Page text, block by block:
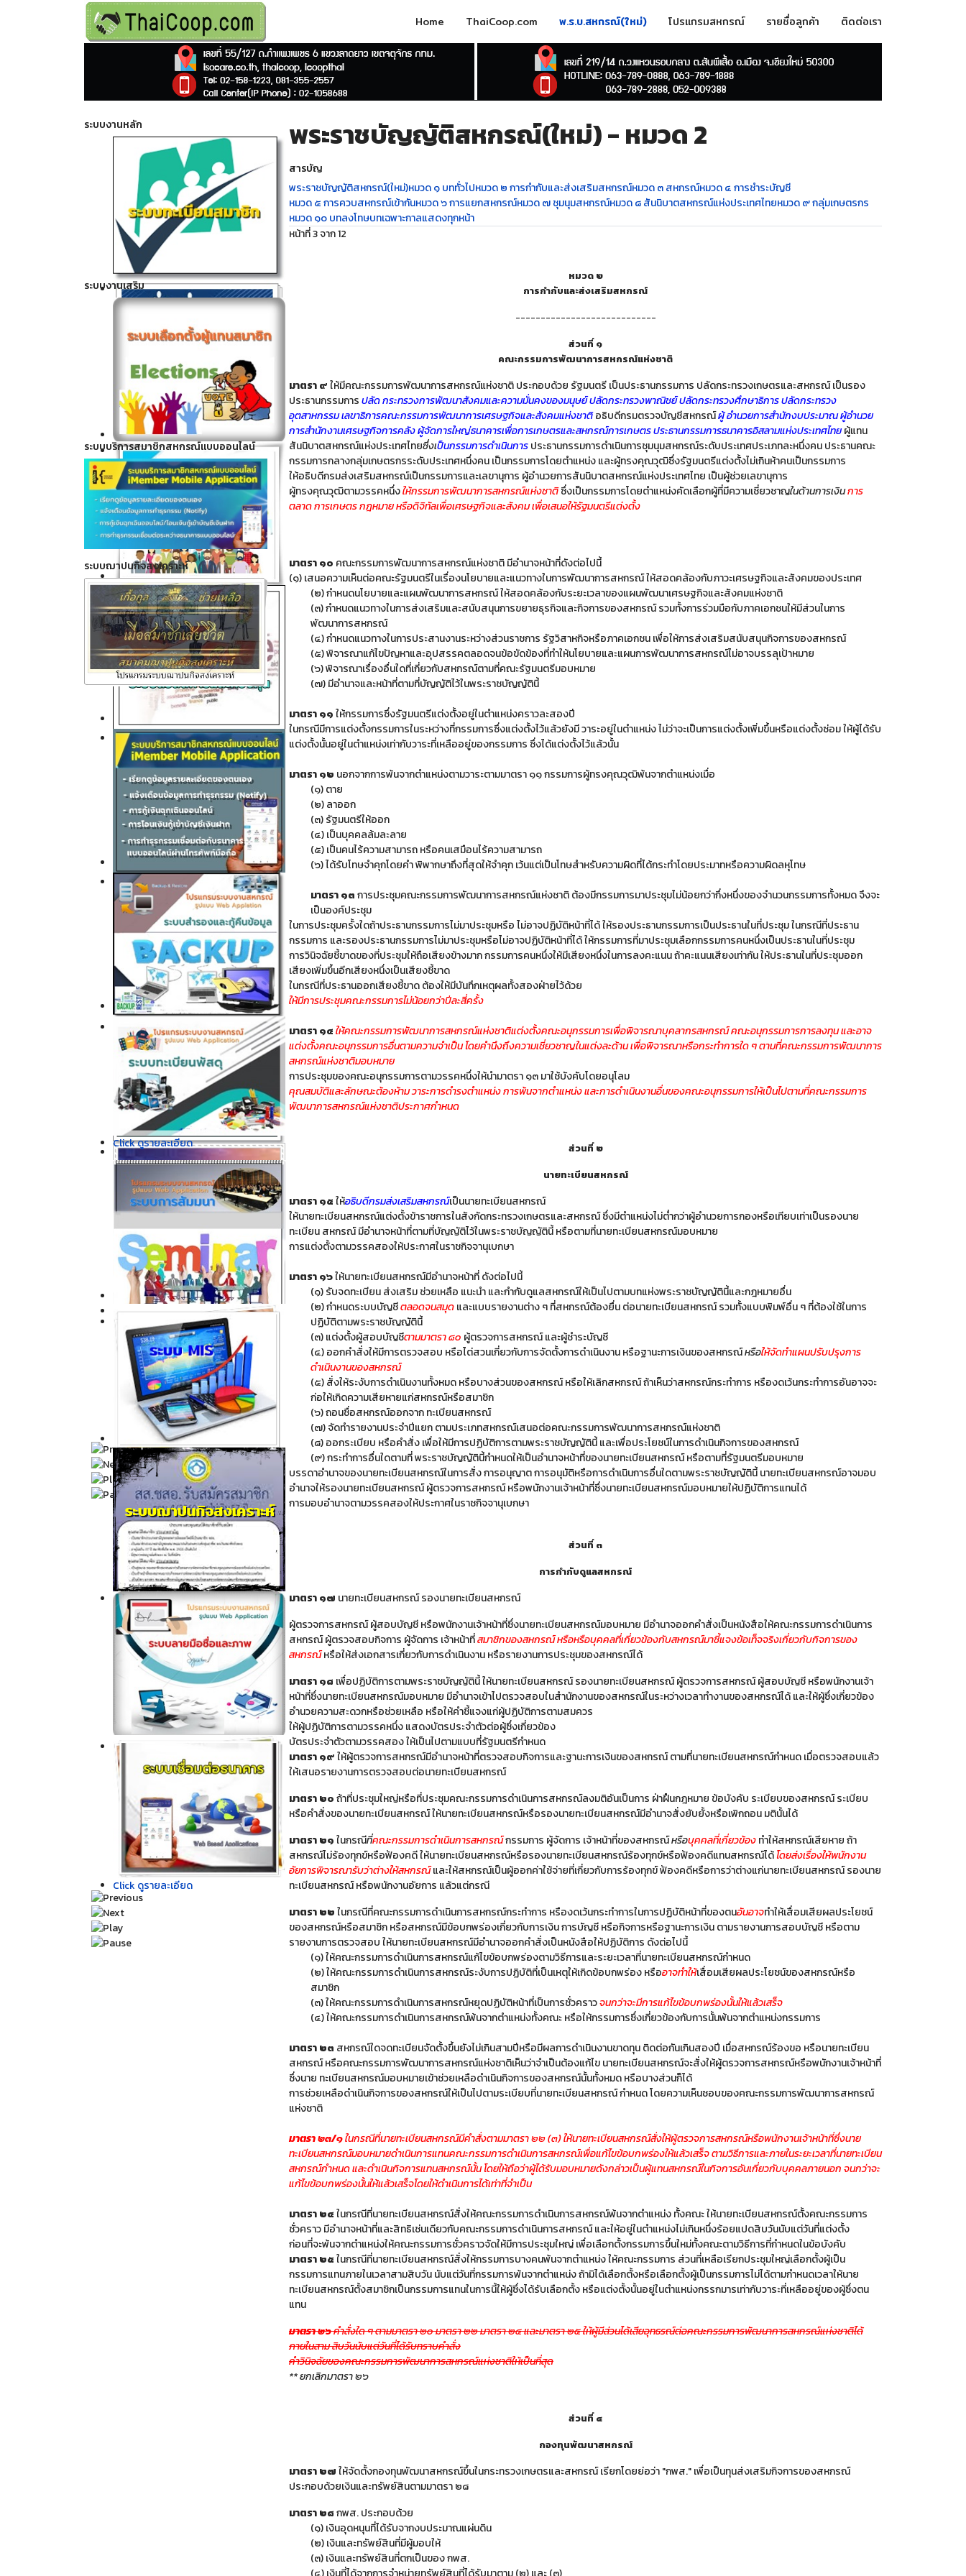
Home ThaiCoop.com พ.ร.บ.สหกรณ์(ใหม่) โปรแกรมสหกรณ์ รายชื่อลูกค้า ติดต่อเรา
ระบบงานหลัก
Click ดูรายละเอียด
Click ดูรายละเอียด
Click ดูรายละเอียด
Click ดูรายละเอียด
Click ดูรายละเอียด
Click ดูรายละเอียด
Click ดูรายละเอียด
ระบบงานเสริม
Click ดูรายละเอียด
Click ดูรายละเอียด
Click ดูรายละเอียด
Click ดูรายละเอียด
Click ดูรายละเอียด
Click ดูรายละเอียด
Click ดูรายละเอียด
Click ดูรายละเอียด
Click ดูรายละเอียด
Click ดูรายละเอียด
ระบบบริการสมาชิกสหกรณ์แบบออนไลน์
ระบบฌาปนกิจสงเคราะห์
พระราชบัญญัติสหกรณ์(ใหม่) - หมวด 2
สารบัญ
พระราชบัญญัติสหกรณ์(ใหม่)หมวด ๑ บททั่วไปหมวด ๒ การกำกับและส่งเสริมสหกรณ์หมวด ๓ สหกรณ์หมวด ๔ การชำระบัญชี
หมวด ๕ การควบสหกรณ์เข้ากันหมวด ๖ การแยกสหกรณ์หมวด ๗ ชุมนุมสหกรณ์หมวด ๘ สันนิบาตสหกรณ์แห่งประเทศไทยหมวด ๙ กลุ่มเกษตรกร
หมวด ๑๐ บทลงโทษบทเฉพาะกาลแสดงทุกหน้า
หน้าที่ 3 จาก 12
หมวด ๒
การกำกับและส่งเสริมสหกรณ์
----------------------------
ส่วนที่ ๑
คณะกรรมการพัฒนาการสหกรณ์แห่งชาติ
มาตรา ๙ให้มีคณะกรรมการพัฒนาการสหกรณ์แห่งชาติ ประกอบด้วย รัฐมนตรี เป็นประธานกรรมการ ปลัดกระทรวงเกษตรและสหกรณ์ เป็นรอง
ประธานกรรมการปลัด กระทรวงการพัฒนาสังคมและความมั่นคงของมนุษย์ ปลัดกระทรวงพาณิชย์ ปลัดกระทรวงศึกษาธิการ ปลัดกระทรวง
อุตสาหกรรม เลขาธิการคณะกรรมการพัฒนาการเศรษฐกิจและสังคมแห่งชาติอธิบดีกรมตรวจบัญชีสหกรณ์ผู้ อำนวยการสำนักงบประมาณ ผู้อำนวย
การสำนักงานเศรษฐกิจการคลัง ผู้จัดการใหญ่ธนาคารเพื่อการเกษตรและสหกรณ์การเกษตร ประธานกรรมการธนาคารอิสลามแห่งประเทศไทยผู้แทน
สันนิบาตสหกรณ์แห่งประเทศไทยซึ่งเป็นกรรมการดำเนินการประธานกรรมการดำเนินการชุมนุมสหกรณ์ระดับประเทศประเภทละหนึ่งคน ประธานคณะ
กรรมการกลางกลุ่มเกษตรกรระดับประเทศหนึ่งคน เป็นกรรมการโดยตำแหน่ง และผู้ทรงคุณวุฒิซึ่งรัฐมนตรีแต่งตั้งไม่เกินห้าคนเป็นกรรมการ
ให้อธิบดีกรมส่งเสริมสหกรณ์เป็นกรรมการและเลขานุการ ผู้อำนวยการสันนิบาตสหกรณ์แห่งประเทศไทย เป็นผู้ช่วยเลขานุการ
ผู้ทรงคุณวุฒิตามวรรคหนึ่งให้กรรมการพัฒนาการสหกรณ์แห่งชาติซึ่งเป็นกรรมการโดยตำแหน่งคัดเลือกผู้ที่มีความเชี่ยวชาญในด้านการเงินการ
ตลาด การเกษตร กฎหมาย หรือดิจิทัลเพื่อเศรษฐกิจและสังคม เพื่อเสนอให้รัฐมนตรีแต่งตั้ง
มาตรา ๑๐ คณะกรรมการพัฒนาการสหกรณ์แห่งชาติ มีอำนาจหน้าที่ดังต่อไปนี้
(๑) เสนอความเห็นต่อคณะรัฐมนตรีในเรื่องนโยบายและแนวทางในการพัฒนาการสหกรณ์ ให้สอดคล้องกับภาวะเศรษฐกิจและสังคมของประเทศ
(๒) กำหนดนโยบายและแผนพัฒนาการสหกรณ์ ให้สอดคล้องกับระยะเวลาของแผนพัฒนาเศรษฐกิจและสังคมแห่งชาติ
(๓) กำหนดแนวทางในการส่งเสริมและสนับสนุนการขยายธุรกิจและกิจการของสหกรณ์ รวมทั้งการร่วมมือกับภาคเอกชนให้มีส่วนในการ
พัฒนาการสหกรณ์
(๔) กำหนดแนวทางในการประสานงานระหว่างส่วนราชการ รัฐวิสาหกิจหรือภาคเอกชน เพื่อให้การส่งเสริมสนับสนุนกิจการของสหกรณ์
(๕) พิจารณาแก้ไขปัญหาและอุปสรรคตลอดจนข้อขัดข้องที่ทำให้นโยบายและแผนการพัฒนาการสหกรณ์ไม่อาจบรรลุเป้าหมาย
(๖) พิจารณาเรื่องอื่นใดที่เกี่ยวกับสหกรณ์ตามที่คณะรัฐมนตรีมอบหมาย
(๗) มีอำนาจและหน้าที่ตามที่บัญญัติไว้ในพระราชบัญญัตินี้
มาตรา ๑๑ให้กรรมการซึ่งรัฐมนตรีแต่งตั้งอยู่ในตำแหน่งคราวละสองปี
ในกรณีมีการแต่งตั้งกรรมการในระหว่างที่กรรมการซึ่งแต่งตั้งไว้แล้วยังมี วาระอยู่ในตำแหน่ง ไม่ว่าจะเป็นการแต่งตั้งเพิ่มขึ้นหรือแต่งตั้งซ่อม ให้ผู้ได้รับ
แต่งตั้งนั้นอยู่ในตำแหน่งเท่ากับวาระที่เหลืออยู่ของกรรมการ ซึ่งได้แต่งตั้งไว้แล้วนั้น
มาตรา ๑๒ นอกจากการพ้นจากตำแหน่งตามวาระตามมาตรา ๑๑ กรรมการผู้ทรงคุณวุฒิพ้นจากตำแหน่งเมื่อ
(๑) ตาย
(๒) ลาออก
(๓) รัฐมนตรีให้ออก
(๔) เป็นบุคคลล้มละลาย
(๕) เป็นคนไร้ความสามารถ หรือคนเสมือนไร้ความสามารถ
(๖) ได้รับโทษจำคุกโดยคำ พิพากษาถึงที่สุดให้จำคุก เว้นแต่เป็นโทษสำหรับความผิดที่ได้กระทำโดยประมาทหรือความผิดลหุโทษ
มาตรา ๑๓การประชุมคณะกรรมการพัฒนาการสหกรณ์แห่งชาติ ต้องมีกรรมการมาประชุมไม่น้อยกว่ากึ่งหนึ่งของจำนวนกรรมการทั้งหมด จึงจะ
เป็นองค์ประชุม
ในการประชุมครั้งใดถ้าประธานกรรมการไม่มาประชุมหรือ ไม่อาจปฏิบัติหน้าที่ได้ ให้รองประธานกรรมการเป็นประธานในที่ประชุม ในกรณีที่ประธาน
กรรมการ และรองประธานกรรมการไม่มาประชุมหรือไม่อาจปฏิบัติหน้าที่ได้ ให้กรรมการที่มาประชุมเลือกกรรมการคนหนึ่งเป็นประธานในที่ประชุม
การวินิจฉัยชี้ขาดของที่ประชุมให้ถือเสียงข้างมาก กรรมการคนหนึ่งให้มีเสียงหนึ่งในการลงคะแนน ถ้าคะแนนเสียงเท่ากัน ให้ประธานในที่ประชุมออก
เสียงเพิ่มขึ้นอีกเสียงหนึ่งเป็นเสียงชี้ขาด
ในกรณีที่ประธานออกเสียงชี้ขาด ต้องให้มีบันทึกเหตุผลทั้งสองฝ่ายไว้ด้วย
ให้มีการประชุมคณะกรรมการไม่น้อยกว่าปีละสี่ครั้ง
มาตรา ๑๔ให้คณะกรรมการพัฒนาการสหกรณ์แห่งชาติแต่งตั้งคณะอนุกรรมการเพื่อพิจารณาบุคลากรสหกรณ์ คณะอนุกรรมการการลงทุน และอาจ
แต่งตั้งคณะอนุกรรมการอื่นตามความจำเป็น โดยคำนึงถึงความเชี่ยวชาญในแต่งละด้าน เพื่อพิจารณาหรือกระทำการใด ๆ ตามที่คณะกรรมการพัฒนาการ
สหกรณ์แห่งชาติมอบหมาย
การประชุมของคณะอนุกรรมการตามวรรคหนึ่งให้นำมาตรา ๑๓ มาใช้บังคับโดยอนุโลม
คุณสมบัติและลักษณะต้องห้าม วาระการดำรงตำแหน่ง การพ้นจากตำแหน่ง และการดำเนินงานอื่นของคณะอนุกรรมการให้เป็นไปตามที่คณะกรรมการ
พัฒนาการสหกรณ์แห่งชาติประกาศกำหนด
ส่วนที่ ๒
นายทะเบียนสหกรณ์
มาตรา ๑๕ให้อธิบดีกรมส่งเสริมสหกรณ์เป็นนายทะเบียนสหกรณ์
ให้นายทะเบียนสหกรณ์แต่งตั้งข้าราชการในสังกัดกระทรวงเกษตรและสหกรณ์ ซึ่งมีตำแหน่งไม่ต่ำกว่าผู้อำนวยการกองหรือเทียบเท่าเป็นรองนาย
ทะเบียน สหกรณ์ มีอำนาจหน้าที่ตามที่บัญญัติไว้ในพระราชบัญญัตินี้ หรือตามที่นายทะเบียนสหกรณ์มอบหมาย
การแต่งตั้งตามวรรคสองให้ประกาศในราชกิจจานุเบกษา
มาตรา ๑๖ให้นายทะเบียนสหกรณ์มีอำนาจหน้าที่ ดังต่อไปนี้
(๑) รับจดทะเบียน ส่งเสริม ช่วยเหลือ แนะนำ และกำกับดูแลสหกรณ์ให้เป็นไปตามบทแห่งพระราชบัญญัตินี้และกฎหมายอื่น
(๒) กำหนดระบบบัญชีตลอดจนสมุดและแบบรายงานต่าง ๆ ที่สหกรณ์ต้องยื่น ต่อนายทะเบียนสหกรณ์ รวมทั้งแบบพิมพ์อื่น ๆ ที่ต้องใช้ในการ
ปฏิบัติตามพระราชบัญญัตินี้
(๓) แต่งตั้งผู้สอบบัญชีตามมาตรา ๘๐ ผู้ตรวจการสหกรณ์ และผู้ชำระบัญชี
(๔) ออกคำสั่งให้มีการตรวจสอบ หรือไต่สวนเกี่ยวกับการจัดตั้งการดำเนินงาน หรือฐานะการเงินของสหกรณ์หรือให้จัดทำแผนปรับปรุงการ
ดำเนินงานของสหกรณ์
(๕) สั่งให้ระงับการดำเนินงานทั้งหมด หรือบางส่วนของสหกรณ์ หรือให้เลิกสหกรณ์ ถ้าเห็นว่าสหกรณ์กระทำการ หรืองดเว้นกระทำการอันอาจจะ
ก่อให้เกิดความเสียหายแก่สหกรณ์หรือสมาชิก
(๖) ถอนชื่อสหกรณ์ออกจาก ทะเบียนสหกรณ์
(๗) จัดทำรายงานประจำปีแยก ตามประเภทสหกรณ์เสนอต่อคณะกรรมการพัฒนาการสหกรณ์แห่งชาติ
(๘) ออกระเบียบ หรือคำสั่ง เพื่อให้มีการปฏิบัติการตามพระราชบัญญัตินี้ และเพื่อประโยชน์ในการดำเนินกิจการของสหกรณ์
(๙) กระทำการอื่นใดตามที่ พระราชบัญญัตินี้กำหนดให้เป็นอำนาจหน้าที่ของนายทะเบียนสหกรณ์ หรือตามที่รัฐมนตรีมอบหมาย
บรรดาอำนาจของนายทะเบียนสหกรณ์ในการสั่ง การอนุญาต การอนุมัติหรือการดำเนินการอื่นใดตามพระราชบัญญัตินี้ นายทะเบียนสหกรณ์อาจมอบ
อำนาจให้รองนายทะเบียนสหกรณ์ ผู้ตรวจการสหกรณ์ หรือพนักงานเจ้าหน้าที่ซึ่งนายทะเบียนสหกรณ์มอบหมายให้ปฏิบัติการแทนได้
การมอบอำนาจตามวรรคสองให้ประกาศในราชกิจจานุเบกษา
ส่วนที่ ๓
การกำกับดูแลสหกรณ์
มาตรา ๑๗ นายทะเบียนสหกรณ์ รองนายทะเบียนสหกรณ์
ผู้ตรวจการสหกรณ์ ผู้สอบบัญชี หรือพนักงานเจ้าหน้าที่ซึ่งนายทะเบียนสหกรณ์มอบหมาย มีอำนาจออกคำสั่งเป็นหนังสือให้คณะกรรมการดำเนินการ
สหกรณ์ ผู้ตรวจสอบกิจการ ผู้จัดการ เจ้าหน้าที่สมาชิกของสหกรณ์ หรือหรือบุคคลที่เกี่ยวข้องกับสหกรณ์มาชี้แจงข้อเท็จจริงเกี่ยวกับกิจการของ
สหกรณ์หรือให้ส่งเอกสารเกี่ยวกับการดำเนินงาน หรือรายงานการประชุมของสหกรณ์ได้
มาตรา ๑๘ เพื่อปฏิบัติการตามพระราชบัญญัตินี้ ให้นายทะเบียนสหกรณ์ รองนายทะเบียนสหกรณ์ ผู้ตรวจการสหกรณ์ ผู้สอบบัญชี หรือพนักงานเจ้า
หน้าที่ซึ่งนายทะเบียนสหกรณ์มอบหมาย มีอำนาจเข้าไปตรวจสอบในสำนักงานของสหกรณ์ในระหว่างเวลาทำงานของสหกรณ์ได้ และให้ผู้ซึ่งเกี่ยวข้อง
อำนวยความสะดวกหรือช่วยเหลือ หรือให้คำชี้แจงแก่ผู้ปฏิบัติการตามสมควร
ให้ผู้ปฏิบัติการตามวรรคหนึ่ง แสดงบัตรประจำตัวต่อผู้ซึ่งเกี่ยวข้อง
บัตรประจำตัวตามวรรคสอง ให้เป็นไปตามแบบที่รัฐมนตรีกำหนด
มาตรา ๑๙ให้ผู้ตรวจการสหกรณ์มีอำนาจหน้าที่ตรวจสอบกิจการและฐานะการเงินของสหกรณ์ ตามที่นายทะเบียนสหกรณ์กำหนด เมื่อตรวจสอบแล้ว
ให้เสนอรายงานการตรวจสอบต่อนายทะเบียนสหกรณ์
มาตรา ๒๐ถ้าที่ประชุมใหญ่หรือที่ประชุมคณะกรรมการดำเนินการสหกรณ์ลงมติอันเป็นการ ฝ่าฝืนกฎหมาย ข้อบังคับ ระเบียบของสหกรณ์ ระเบียบ
หรือคำสั่งของนายทะเบียนสหกรณ์ ให้นายทะเบียนสหกรณ์หรือรองนายทะเบียนสหกรณ์มีอำนาจสั่งยับยั้งหรือเพิกถอน มตินั้นได้
มาตรา ๒๑ในกรณีที่คณะกรรมการดำเนินการสหกรณ์กรรมการ ผู้จัดการ เจ้าหน้าที่ของสหกรณ์หรือบุคคลที่เกี่ยวข้องทำให้สหกรณ์เสียหาย ถ้า
สหกรณ์ไม่ร้องทุกข์หรือฟ้องคดี ให้นายทะเบียนสหกรณ์หรือรองนายทะเบียนสหกรณ์ร้องทุกข์หรือฟ้องคดีแทนสหกรณ์ได้โดยส่งเรื่องให้พนักงาน
อัยการพิจารณารับว่าต่างให้สหกรณ์และให้สหกรณ์เป็นผู้ออกค่าใช้จ่ายที่เกี่ยวกับการร้องทุกข์ ฟ้องคดีหรือการว่าต่างแก่นายทะเบียนสหกรณ์ รองนาย
ทะเบียนสหกรณ์ หรือพนักงานอัยการ แล้วแต่กรณี
มาตรา ๒๒ในกรณีที่คณะกรรมการดำเนินการสหกรณ์กระทำการ หรืองดเว้นกระทำการในการปฏิบัติหน้าที่ของตนอันอาจทำให้เสื่อมเสียผลประโยชน์
ของสหกรณ์หรือสมาชิก หรือสหกรณ์มีข้อบกพร่องเกี่ยวกับการเงิน การบัญชี หรือกิจการหรือฐานะการเงิน ตามรายงานการสอบบัญชี หรือตาม
รายงานการตรวจสอบ ให้นายทะเบียนสหกรณ์มีอำนาจออกคำสั่งเป็นหนังสือให้ปฏิบัติการ ดังต่อไปนี้
(๑) ให้คณะกรรมการดำเนินการสหกรณ์แก้ไขข้อบกพร่องตามวิธีการและระยะเวลาที่นายทะเบียนสหกรณ์กำหนด
(๒) ให้คณะกรรมการดำเนินการสหกรณ์ระงับการปฏิบัติที่เป็นเหตุให้เกิดข้อบกพร่อง หรืออาจทำให้เสื่อมเสียผลประโยชน์ของสหกรณ์หรือ
สมาชิก
(๓) ให้คณะกรรมการดำเนินการสหกรณ์หยุดปฏิบัติหน้าที่เป็นการชั่วคราวจนกว่าจะมีการแก้ไขข้อบกพร่องนั้นให้แล้วเสร็จ
(๔) ให้คณะกรรมการดำเนินการสหกรณ์พ้นจากตำแหน่งทั้งคณะ หรือให้กรรมการซึ่งเกี่ยวข้องกับการนั้นพ้นจากตำแหน่งกรรมการ
มาตรา ๒๓ สหกรณ์ใดจดทะเบียนจัดตั้งขึ้นยังไม่เกินสามปีหรือมีผลการดำเนินงานขาดทุน ติดต่อกันเกินสองปี เมื่อสหกรณ์ร้องขอ หรือนายทะเบียน
สหกรณ์ หรือคณะกรรมการพัฒนาการสหกรณ์แห่งชาติเห็นว่าจำเป็นต้องแก้ไข นายทะเบียนสหกรณ์จะสั่งให้ผู้ตรวจการสหกรณ์หรือพนักงานเจ้าหน้าที่
ซึ่งนาย ทะเบียนสหกรณ์มอบหมายเข้าช่วยเหลือดำเนินกิจการของสหกรณ์นั้นทั้งหมด หรือบางส่วนก็ได้
การช่วยเหลือดำเนินกิจการของสหกรณ์ให้เป็นไปตามระเบียบที่นายทะเบียนสหกรณ์ กำหนด โดยความเห็นชอบของคณะกรรมการพัฒนาการสหกรณ์
แห่งชาติ
มาตรา ๒๓/๑ในกรณีที่นายทะเบียนสหกรณ์มีคำสั่งตามมาตรา ๒๒ (๓) ให้นายทะเบียนสหกรณ์สั่งให้ผู้ตรวจการสหกรณ์หรือพนักงานเจ้าหน้าที่ซึ่งนาย
ทะเบียนสหกรณ์มอบหมายดำเนินการแทนคณะกรรมการดำเนินการสหกรณ์เพื่อแก้ไขข้อบกพร่องให้แล้วเสร็จ ตามวิธีการและภายในระยะเวลาที่นายทะเบียน
สหกรณ์กำหนด และดำเนินกิจการแทนสหกรณ์นั้น โดยให้ถือว่าผู้ได้รับมอบหมายดังกล่าวเป็นผู้แทนสหกรณ์ในกิจการอันเกี่ยวกับบุคคลภายนอก จนกว่าจะ
แก้ไขข้อบกพร่องนั้นให้แล้วเสร็จโดยให้ดำเนินการได้เท่าที่จำเป็น
มาตรา ๒๔ในกรณีที่นายทะเบียนสหกรณ์สั่งให้คณะกรรมการดำเนินการสหกรณ์พ้นจากตำแหน่ง ทั้งคณะ ให้นายทะเบียนสหกรณ์ตั้งคณะกรรมการ
ชั่วคราว มีอำนาจหน้าที่และสิทธิเช่นเดียวกับคณะกรรมการดำเนินการสหกรณ์ และให้อยู่ในตำแหน่งไม่เกินหนึ่งร้อยแปดสิบวันนับแต่วันที่แต่งตั้ง
ก่อนที่จะพ้นจากตำแหน่งให้คณะกรรมการชั่วคราวจัดให้มีการประชุมใหญ่ เพื่อเลือกตั้งกรรมการขึ้นใหม่ทั้งคณะตามวิธีการที่กำหนดในข้อบังคับ
มาตรา ๒๕ในกรณีที่นายทะเบียนสหกรณ์สั่งให้กรรมการบางคนพ้นจากตำแหน่ง ให้คณะกรรมการ ส่วนที่เหลือเรียกประชุมใหญ่เลือกตั้งผู้เป็น
กรรมการแทนภายในเวลาสามสิบวัน นับแต่วันที่กรรมการพ้นจากตำแหน่ง ถ้ามิได้เลือกตั้งหรือเลือกตั้งผู้เป็นกรรมการไม่ได้ตามกำหนดเวลาให้นาย
ทะเบียนสหกรณ์ตั้งสมาชิกเป็นกรรมการแทนในการนี้ให้ผู้ซึ่งได้รับเลือกตั้ง หรือแต่งตั้งนั้นอยู่ในตำแหน่งกรรกมารเท่ากับวาระที่เหลืออยู่ของผู้ซึ่งตน
แทน
มาตรา ๒๖คำสั่งใด ๆ ตามมาตรา ๒๐ มาตรา ๒๒ มาตรา ๒๔ และมาตรา ๒๕ ให้ผู้มีส่วนได้เสียอุทธรณ์ต่อคณะกรรมการพัฒนาการสหกรณ์แห่งชาติได้
ภายในสาม สิบวันนับแต่วันที่ได้รับทราบคำสั่ง
คำวินิจฉัยของคณะกรรมการพัฒนาการสหกรณ์แห่งชาติให้เป็นที่สุด
** ยกเลิกมาตรา ๒๖
ส่วนที่ ๔
กองทุนพัฒนาสหกรณ์
มาตรา ๒๗ให้จัดตั้งกองทุนพัฒนาสหกรณ์ขึ้นในกระทรวงเกษตรและสหกรณ์ เรียกโดยย่อว่า "กพส." เพื่อเป็นทุนส่งเสริมกิจการของสหกรณ์
ประกอบด้วยเงินและทรัพย์สินตามมาตรา ๒๘
มาตรา ๒๘กพส. ประกอบด้วย
(๑) เงินอุดหนุนที่ได้รับจากงบประมาณแผ่นดิน
(๒) เงินและทรัพย์สินที่มีผู้มอบให้
(๓) เงินและทรัพย์สินที่ตกเป็นของ กพส.